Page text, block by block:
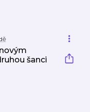
šanci